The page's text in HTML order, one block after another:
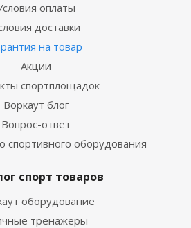
оплаты
доставки
на товар
Акции
спортплощадок
Воркаут блог
Вопрос-ответ
спортивного оборудования
спорт товаров
оборудование
тренажеры